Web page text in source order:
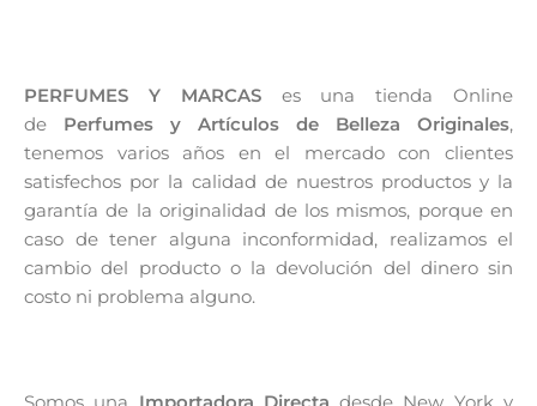
PERFUMES Y MARCASes una tienda Online
de Perfumes y Artículos de Belleza Originales,
tenemos varios años en el mercado con clientes
satisfechos por la calidad de nuestros productos y la
garantía de la originalidad de los mismos, porque en
caso de tener alguna inconformidad, realizamos el
cambio del producto o la devolución del dinero sin
costo ni problema alguno.